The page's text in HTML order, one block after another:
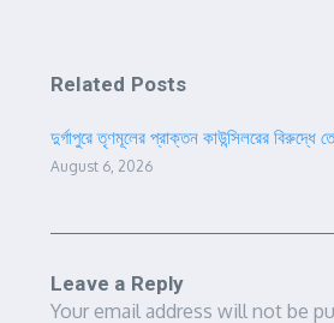
Related Posts
দুর্গাপুরে তৃণমূলের প্রাক্তন কাউন্সিলরের বিরুদ্ধে
August 6, 2026
Leave a Reply
Your email address will not be